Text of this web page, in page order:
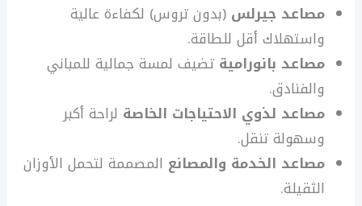
مصاعد جيرلس (بدون تروس) لكفاءة عالية
واستهلاك أقل للطاقة.
مصاعد بانورامية تضيف لمسة جمالية للمباني
والفنادق.
مصاعد لذوي الاحتياجات الخاصة لراحة أكبر
وسهولة تنقل.
مصاعد الخدمة والمصانع المصممة لتحمل الأوزان
الثقيلة.